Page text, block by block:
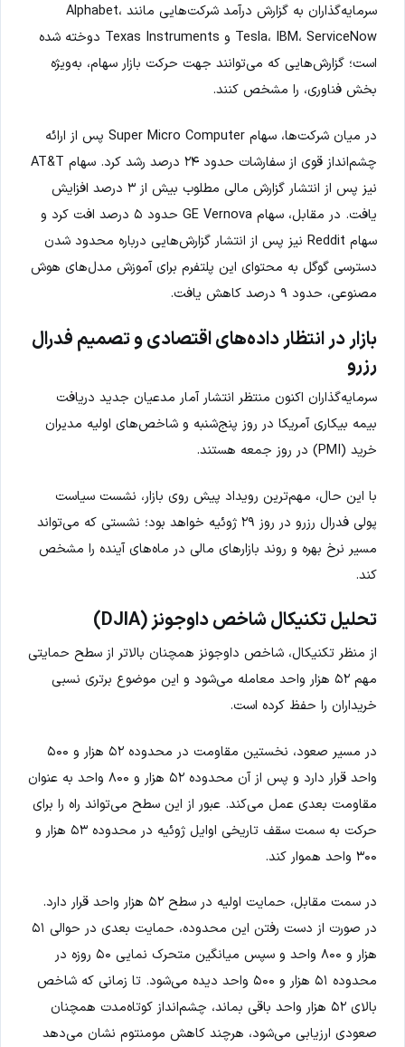
سرمایه‌گذاران به گزارش درآمد شرکت‌هایی مانند Alphabet،
Tesla، IBM، ServiceNow و Texas Instruments دوخته شده
است؛ گزارش‌هایی که می‌توانند جهت حرکت بازار سهام، به‌ویژه
بخش فناوری، را مشخص کنند.
در میان شرکت‌ها، سهام Super Micro Computer پس از ارائه
چشم‌انداز قوی از سفارشات حدود ۲۴ درصد رشد کرد. سهام AT&T
نیز پس از انتشار گزارش مالی مطلوب بیش از ۳ درصد افزایش
یافت. در مقابل، سهام GE Vernova حدود ۵ درصد افت کرد و
سهام Reddit نیز پس از انتشار گزارش‌هایی درباره محدود شدن
دسترسی گوگل به محتوای این پلتفرم برای آموزش مدل‌های هوش
مصنوعی، حدود ۹ درصد کاهش یافت.
بازار در انتظار داده‌های اقتصادی و تصمیم فدرال
رزرو
سرمایه‌گذاران اکنون منتظر انتشار آمار مدعیان جدید دریافت
بیمه بیکاری آمریکا در روز پنج‌شنبه و شاخص‌های اولیه مدیران
خرید (PMI) در روز جمعه هستند.
با این حال، مهم‌ترین رویداد پیش روی بازار، نشست سیاست
پولی فدرال رزرو در روز ۲۹ ژوئیه خواهد بود؛ نشستی که می‌تواند
مسیر نرخ بهره و روند بازارهای مالی در ماه‌های آینده را مشخص
کند.
تحلیل تکنیکال شاخص داوجونز (DJIA)
از منظر تکنیکال، شاخص داوجونز همچنان بالاتر از سطح حمایتی
مهم ۵۲ هزار واحد معامله می‌شود و این موضوع برتری نسبی
خریداران را حفظ کرده است.
در مسیر صعود، نخستین مقاومت در محدوده ۵۲ هزار و ۵۰۰
واحد قرار دارد و پس از آن محدوده ۵۲ هزار و ۸۰۰ واحد به عنوان
مقاومت بعدی عمل می‌کند. عبور از این سطح می‌تواند راه را برای
حرکت به سمت سقف تاریخی اوایل ژوئیه در محدوده ۵۳ هزار و
۳۰۰ واحد هموار کند.
در سمت مقابل، حمایت اولیه در سطح ۵۲ هزار واحد قرار دارد.
در صورت از دست رفتن این محدوده، حمایت بعدی در حوالی ۵۱
هزار و ۸۰۰ واحد و سپس میانگین متحرک نمایی ۵۰ روزه در
محدوده ۵۱ هزار و ۵۰۰ واحد دیده می‌شود. تا زمانی که شاخص
بالای ۵۲ هزار واحد باقی بماند، چشم‌انداز کوتاه‌مدت همچنان
صعودی ارزیابی می‌شود، هرچند کاهش مومنتوم نشان می‌دهد